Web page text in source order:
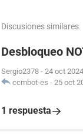
Discusiones similares
Desbloqueo
Sergio2378 - 24 oct
ccmbot-es - 25 oct
1 respuesta